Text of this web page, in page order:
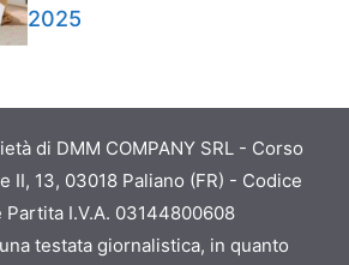
2025
di DMM COMPANY SRL - Corso
II, 13, 03018 Paliano (FR) - Codice
Partita I.V.A. 03144800608
testata giornalistica, in quanto